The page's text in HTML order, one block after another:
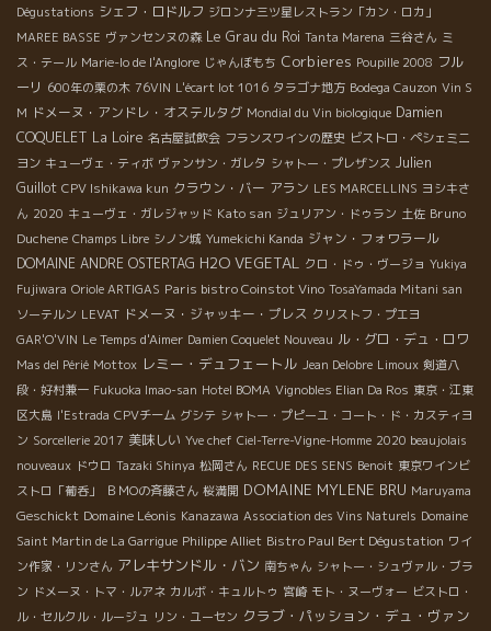
Dégustations シェフ・ロドルフ ジロンナ三ツ星レストラン「カン・ロカ」
MAREE BASSE ヴァンセンヌの森 Le Grau du Roi Tanta Marena 三谷さん ミ
ス・テール Marie-lo de l'Anglore じゃんぼもち Corbieres Poupille 2008 フル
ーリ 600年の栗の木 76VIN L'écart lot 1016 タラゴナ地方 Bodega Cauzon Vin S
M ドメーヌ・アンドレ・オステルタグ Mondial du Vin biologique Damien
COQUELET La Loire 名古屋試飲会 フランスワインの歴史 ビストロ・ペシェミニ
ヨン キューヴェ・ティボ ヴァンサン・ガレタ シャトー・プレザンス Julien
Guillot CPV Ishikawa kun クラウン・バー アラン LES MARCELLINS ヨシキさ
ん 2020 キューヴェ・ガレジャッド Kato san ジュリアン・ドゥラン 土佐 Bruno
Duchene Champs Libre シノン城 Yumekichi Kanda ジャン・フォワラール
DOMAINE ANDRE OSTERTAG H2O VEGETAL クロ・ドゥ・ヴージョ Yukiya
Fujiwara Oriole ARTIGAS Paris bistro Coinstot Vino TosaYamada Mitani san
ソーテルン LEVAT ドメーヌ・ジャッキー・プレス クリストフ・プエヨ
GAR'O'VIN Le Temps d'Aimer Damien Coquelet Nouveau ル・グロ・デュ・ロワ
Mas del Périé Mottox レミー・デュフェートル Jean Delobre Limoux 剣道八
段・好村兼一 Fukuoka Imao-san Hotel BOMA Vignobles Elian Da Ros 東京・江東
区大島 l'Estrada CPVチーム グシテ シャトー・プピーユ・コート・ド・カスティヨ
ン Sorcellerie 2017 美味しい Yve chef Ciel-Terre-Vigne-Homme 2020 beaujolais
nouveaux ドウロ Tazaki Shinya 松岡さん RECUE DES SENS Benoit 東京ワインビ
ストロ「葡呑」
ＢＭОの斉藤さん 桜満開 DOMAINE MYLENE BRU Maruyama
Geschickt Domaine Léonis Kanazawa Association des Vins Naturels Domaine
Saint Martin de La Garrigue Philippe Alliet Bistro Paul Bert Dégustation ワイ
ン作家・リンさん アレキサンドル・バン 南ちゃん シャトー・シュヴァル・ブラ
ン ドメーヌ・トマ・ルアネ カルボ・キュルトゥ 宮崎 モト・ヌーヴォー ビストロ・
ル・セルクル・ルージュ リン・ユーセン クラブ・パッション・デュ・ヴァン